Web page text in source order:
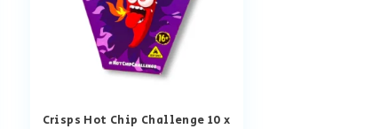
Crisps Hot Chip Challenge 10 x